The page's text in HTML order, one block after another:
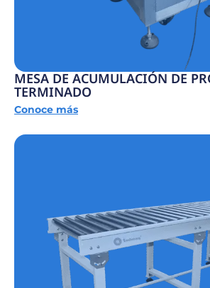
MESA DE ACUMULACIÓN DE
TERMINADO
Conoce más